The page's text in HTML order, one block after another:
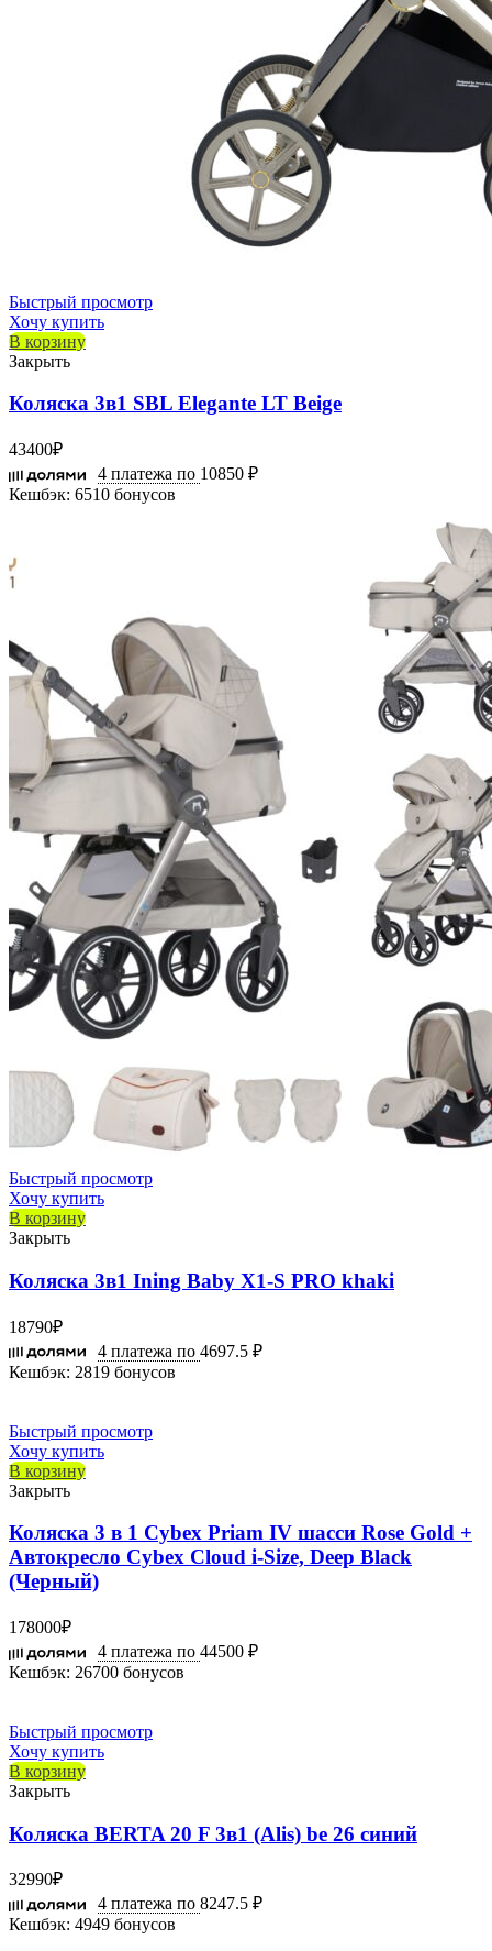
Быстрый просмотр
Хочу купить
В корзину
Закрыть
Коляска 3в1 SBL Elegante LT Beige
43400₽
4 платежа по 10850 ₽
Кешбэк: 6510 бонусов
Быстрый просмотр
Хочу купить
В корзину
Закрыть
Коляска 3в1 Ining Baby X1-S PRO khaki
18790₽
4 платежа по 4697.5 ₽
Кешбэк: 2819 бонусов
Быстрый просмотр
Хочу купить
В корзину
Закрыть
Коляска 3 в 1 Cybex Priam IV шасси Rose Gold +
Автокресло Cybex Cloud i-Size, Deep Black
(Черный)
178000₽
4 платежа по 44500 ₽
Кешбэк: 26700 бонусов
Быстрый просмотр
Хочу купить
В корзину
Закрыть
Коляска BERTA 20 F 3в1 (Alis) be 26 синий
32990₽
4 платежа по 8247.5 ₽
Кешбэк: 4949 бонусов